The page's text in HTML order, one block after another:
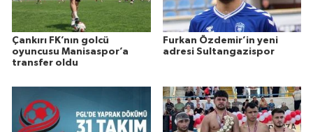
Çankırı FK’nın golcü
oyuncusu Manisaspor’a
transfer oldu
Furkan Özdemir’in yeni
adresi Sultangazispor